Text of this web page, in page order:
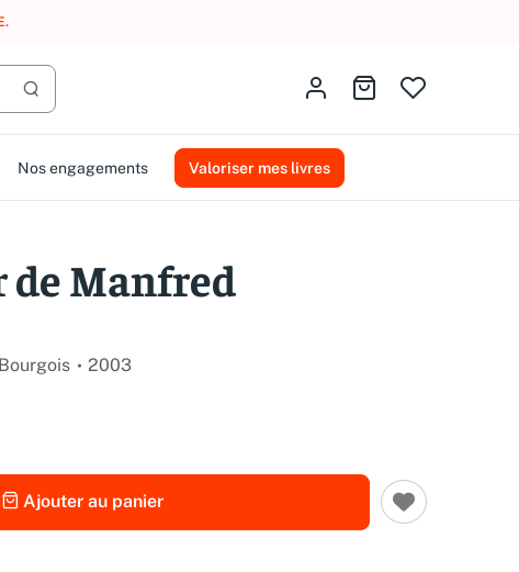
AMMAREAL.
Lancer la recherche
Identifiez-vousAller au panier
Nos engagements Valoriser mes livres
de Manfred
2003
Ajouter au panier